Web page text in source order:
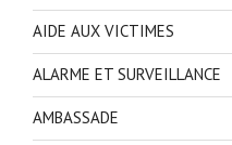
AIDE AUX VICTIMES
ALARME ET SURVEILLANCE
AMBASSADE